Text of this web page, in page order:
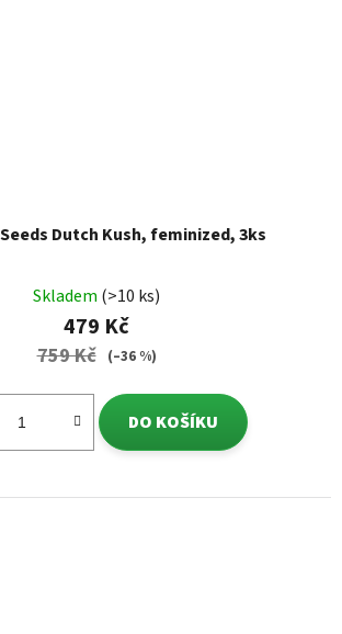
Dutch Kush, feminized, 3ks
Skladem (>10 ks)
479 Kč
759 Kč (–36 %)
DO KOŠÍKU